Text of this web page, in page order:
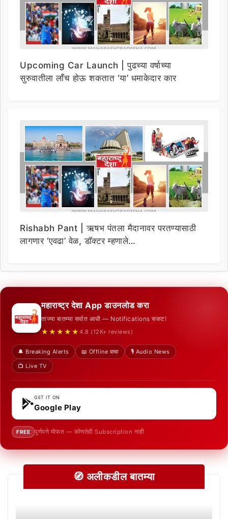
Upcoming Car Launch | पुढच्या वर्षाच्या
सुरुवातीला लाँच होऊ शकतात ‘या’ धमाकेदार कार
Rishabh Pant | ऋषभ पंतला मैदानावर परतण्यासाठी
लागणार ‘एवढा’ वेळ, डॉक्टर म्हणाले…
महाराष्ट्र देशा App डाउनलोड करा
ताज्या बातम्या सर्वात आधी — Notifications सकट!
★★★★★ 4.8 (12K+ reviews)
🔔 Breaking Alerts 📖 Offline वाचा
🎙️ Audio News
📺 Live TV
GET IT ON
Google Play
FREE पूर्णपणे मोफत — कोणतेही Subscription नाही
🧭 अलीकडील बातम्या